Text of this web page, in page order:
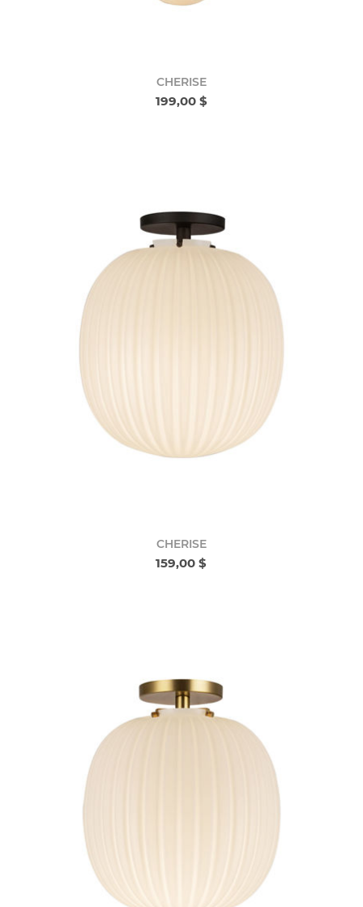
CHERISE
199,00 $
CHERISE
159,00 $